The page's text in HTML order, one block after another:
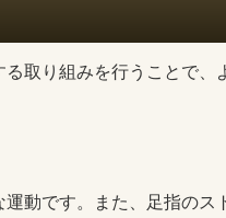
取り組みを行うことで、
動です。また、足指のス